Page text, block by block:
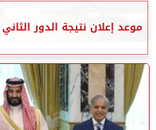
موعد إعلان نتيجة الدور الثاني